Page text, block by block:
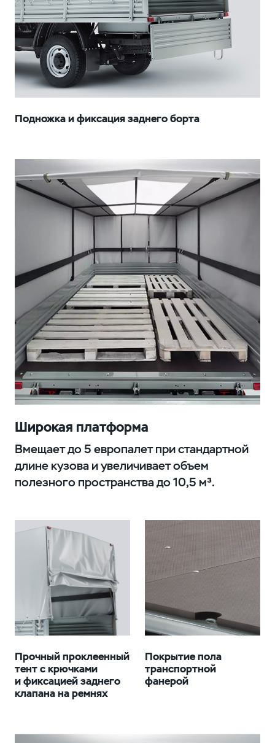
Подножка и фиксация заднего борта
Широкая платформа
Вмещает до 5 европалет при стандартной
длине кузова и увеличивает объем
полезного пространства до 10,5 м³.
Прочный проклеенный
тент с крючками
и фиксацией заднего
клапана на ремнях
Покрытие пола
транспортной
фанерой